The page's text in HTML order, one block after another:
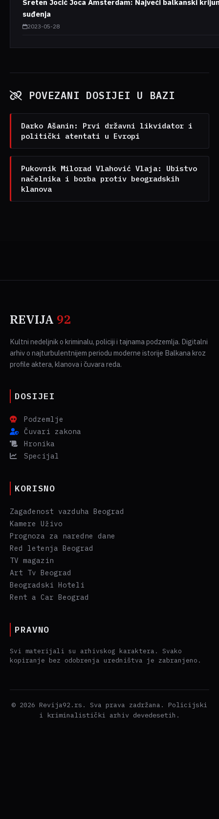
Sreten Jocić Joca Amsterdam: Najveći balkanski
suđenja
2023-05-28
POVEZANI DOSIJEI U BAZI
Darko Ašanin: Prvi državni likvidator i
politički atentati u Evropi
Pukovnik Milorad Vlahović Vlaja: Ubistvo
načelnika i borba protiv beogradskih
klanova
REVIJA 92
Kultni nedeljnik o kriminalu, policiji i tajnama podzemlja. Digitalni
arhiv o najturbulentnijem periodu moderne istorije Balkana kroz
profile aktera, klanova i čuvara reda.
DOSIJEI
Podzemlje
Čuvari zakona
Hronika
Specijal
KORISNO
Zagađenost vazduha Beograd
Kamere Uživo
Prognoza za naredne dane
Red letenja Beograd
TV magazin
Art Tv Beograd
Beogradski Hoteli
Rent a Car Beograd
PRAVNO
Svi materijali su arhivskog karaktera. Svako
kopiranje bez odobrenja uredništva je zabranjeno.
© 2026 Revija92.rs. Sva prava zadržana. Policijski
i kriminalistički arhiv devedesetih.